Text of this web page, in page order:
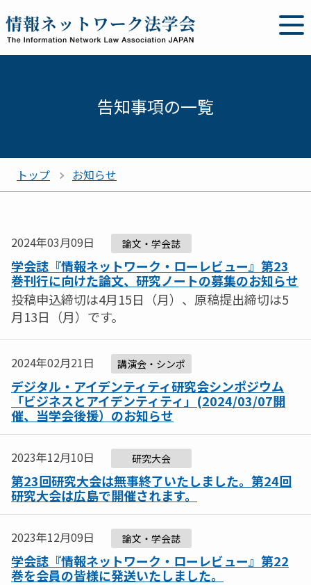
告知事項の一覧
トップ お知らせ
2024年03月09日 論文・学会誌
学会誌『情報ネットワーク・ローレビュー』第23
巻刊行に向けた論文、研究ノートの募集のお知らせ
投稿申込締切は4月15日（月）、原稿提出締切は5
月13日（月）です。
2024年02月21日 講演会・シンポ
デジタル・アイデンティティ研究会シンポジウム
「ビジネスとアイデンティティ」(2024/03/07開
催、当学会後援）のお知らせ
2023年12月10日 研究大会
第23回研究大会は無事終了いたしました。第24回
研究大会は広島で開催されます。
2023年12月09日 論文・学会誌
学会誌『情報ネットワーク・ローレビュー』第22
巻を会員の皆様に発送いたしました。